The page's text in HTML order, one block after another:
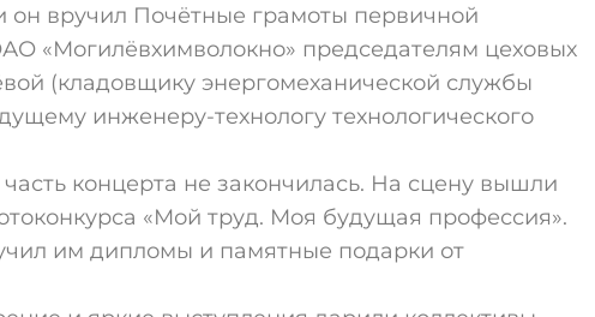
он вручил Почётные грамоты первичной
«Могилёвхимволокно» председателям цеховых
(кладовщику энергомеханической службы
инженеру-технологу технологического
концерта не закончилась. На сцену вышли
«Мой труд. Моя будущая профессия».
им дипломы и памятные подарки от